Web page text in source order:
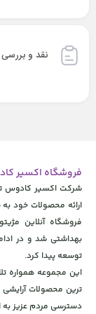
نقد و بررسی
فروشگاه اکسیر
ارائه محصولات خود به
فروشگاه آنلاین
بهداشتی شد و در
توسعه پیدا کرد.
این مجموعه همواره
ترین محصولات
دسترسی مردم عزیز به